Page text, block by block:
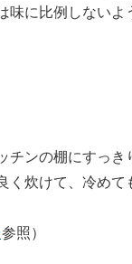
味に比例しないよ
チンの棚にすっ
く炊けて、冷めて
参照）